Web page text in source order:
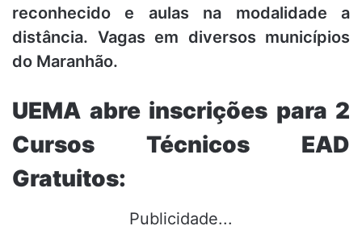
reconhecido e aulas na modalidade a
distância. Vagas em diversos municípios
do Maranhão.
UEMA abre inscrições para 2
Cursos Técnicos EAD
Gratuitos:
Publicidade...